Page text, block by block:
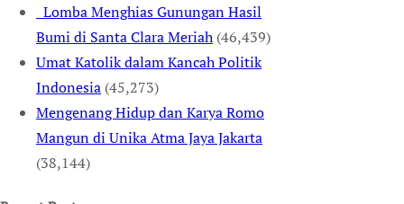
Lomba Menghias Gunungan Hasil
Bumi di Santa Clara Meriah (46,439)
Umat Katolik dalam Kancah Politik
Indonesia (45,273)
Mengenang Hidup dan Karya Romo
Mangun di Unika Atma Jaya Jakarta
(38,144)